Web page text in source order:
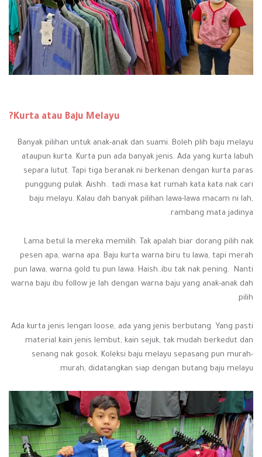
Kurta atau Baju Melayu?
Banyak pilihan untuk anak-anak dan suami. Boleh plih baju melayu
ataupun kurta. Kurta pun ada banyak jenis. Ada yang kurta labuh
separa lutut. Tapi tiga beranak ni berkenan dengan kurta paras
punggung pulak. Aishh.. tadi masa kat rumah kata kata nak cari
baju melayu. Kalau dah banyak pilihan lawa-lawa macam ni lah,
rambang mata jadinya.
Lama betul la mereka memilih. Tak apalah biar dorang pilih nak
pesen apa, warna apa. Baju kurta warna biru tu lawa, tapi merah
pun lawa, warna gold tu pun lawa. Haish..ibu tak nak pening. Nanti
warna baju ibu follow je lah dengan warna baju yang anak-anak dah
pilih.
Ada kurta jenis lengan loose, ada yang jenis berbutang. Yang pasti
material kain jenis lembut, kain sejuk, tak mudah berkedut dan
senang nak gosok. Koleksi baju melayu sepasang pun murah-
murah, didatangkan siap dengan butang baju melayu.